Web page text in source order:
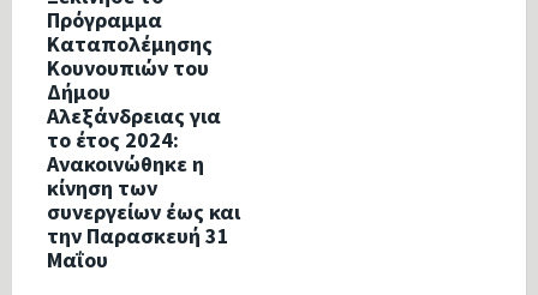
Πρόγραμμα
Καταπολέμησης
Κουνουπιών του
Δήμου
Αλεξάνδρειας για
το έτος 2024:
Ανακοινώθηκε η
κίνηση των
συνεργείων έως και
την Παρασκευή 31
Μαΐου